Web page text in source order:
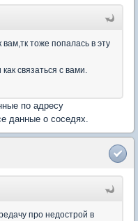
тоже попалась в эту
связаться с вами.
по адресу
данные о соседях.
про недострой в